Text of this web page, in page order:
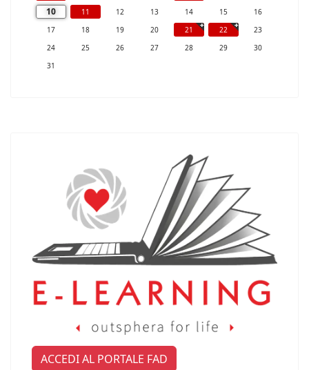
10 11 12 13 14 15
16
17
18 19 20 21 22
23
24
25 26 27 28 29
30
31
ACCEDI AL PORTALE FAD